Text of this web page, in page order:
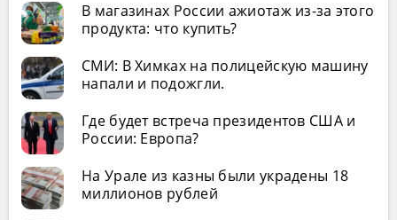
В магазинах России ажиотаж из-за этого
продукта: что купить?
СМИ: В Химках на полицейскую машину
напали и подожгли.
Где будет встреча президентов США и
России: Европа?
На Урале из казны были украдены 18
миллионов рублей